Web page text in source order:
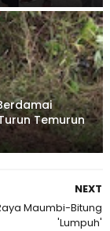
Temurun
NEXT
Maumbi-Bitung
'Lumpuh'